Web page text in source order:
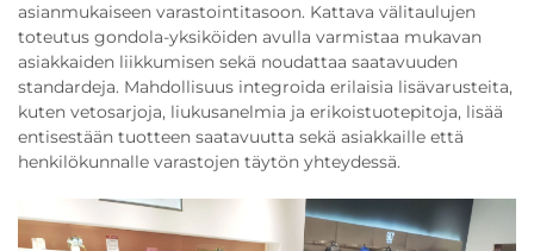
asianmukaiseen varastointitasoon. Kattava välitaulujen
toteutus gondola-yksiköiden avulla varmistaa mukavan
asiakkaiden liikkumisen sekä noudattaa saatavuuden
standardeja. Mahdollisuus integroida erilaisia lisävarusteita,
kuten vetosarjoja, liukusanelmia ja erikoistuotepitoja, lisää
entisestään tuotteen saatavuutta sekä asiakkaille että
henkilökunnalle varastojen täytön yhteydessä.